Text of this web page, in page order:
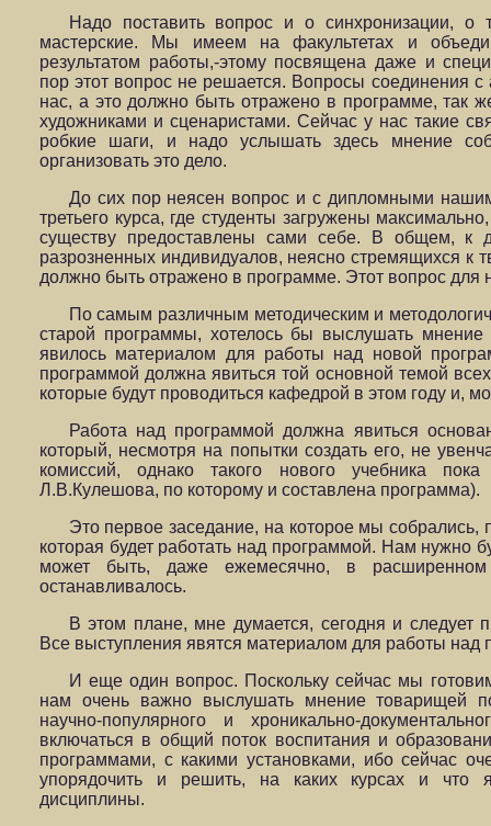
Надо поставить вопрос и о синхронизации,
мастерские. Мы имеем на факультетах и
результатом работы,-этому посвящена даже и
пор этот вопрос не решается. Вопросы соединения
нас, а это должно быть отражено в программе, так
художниками и сценаристами. Сейчас у нас такие
робкие шаги, и надо услышать здесь мнение
организовать это дело.
До сих пор неясен вопрос и с дипломными
третьего курса, где студенты загружены
существу предоставлены сами себе. В общем, к
разрозненных индивидуалов, неясно стремящихся к
должно быть отражено в программе. Этот вопрос
По самым различным методическим и
старой программы, хотелось бы выслушать мнение
явилось материалом для работы над новой
программой должна явиться той основной темой
которые будут проводиться кафедрой в этом году и,
Работа над программой должна явиться
который, несмотря на попытки создать его, не
комиссий, однако такого нового учебника
Л.В.Кулешова, по которому и составлена программа).
Это первое заседание, на которое мы
которая будет работать над программой. Нам нужно
может быть, даже ежемесячно, в
останавливалось.
В этом плане, мне думается, сегодня и следует
Все выступления явятся материалом для работы над
И еще один вопрос. Поскольку сейчас мы
нам очень важно выслушать мнение товарищей
научно-популярного и хроникально-
включаться в общий поток воспитания и
программами, с какими установками, ибо сейчас
упорядочить и решить, на каких курсах и что
дисциплины.